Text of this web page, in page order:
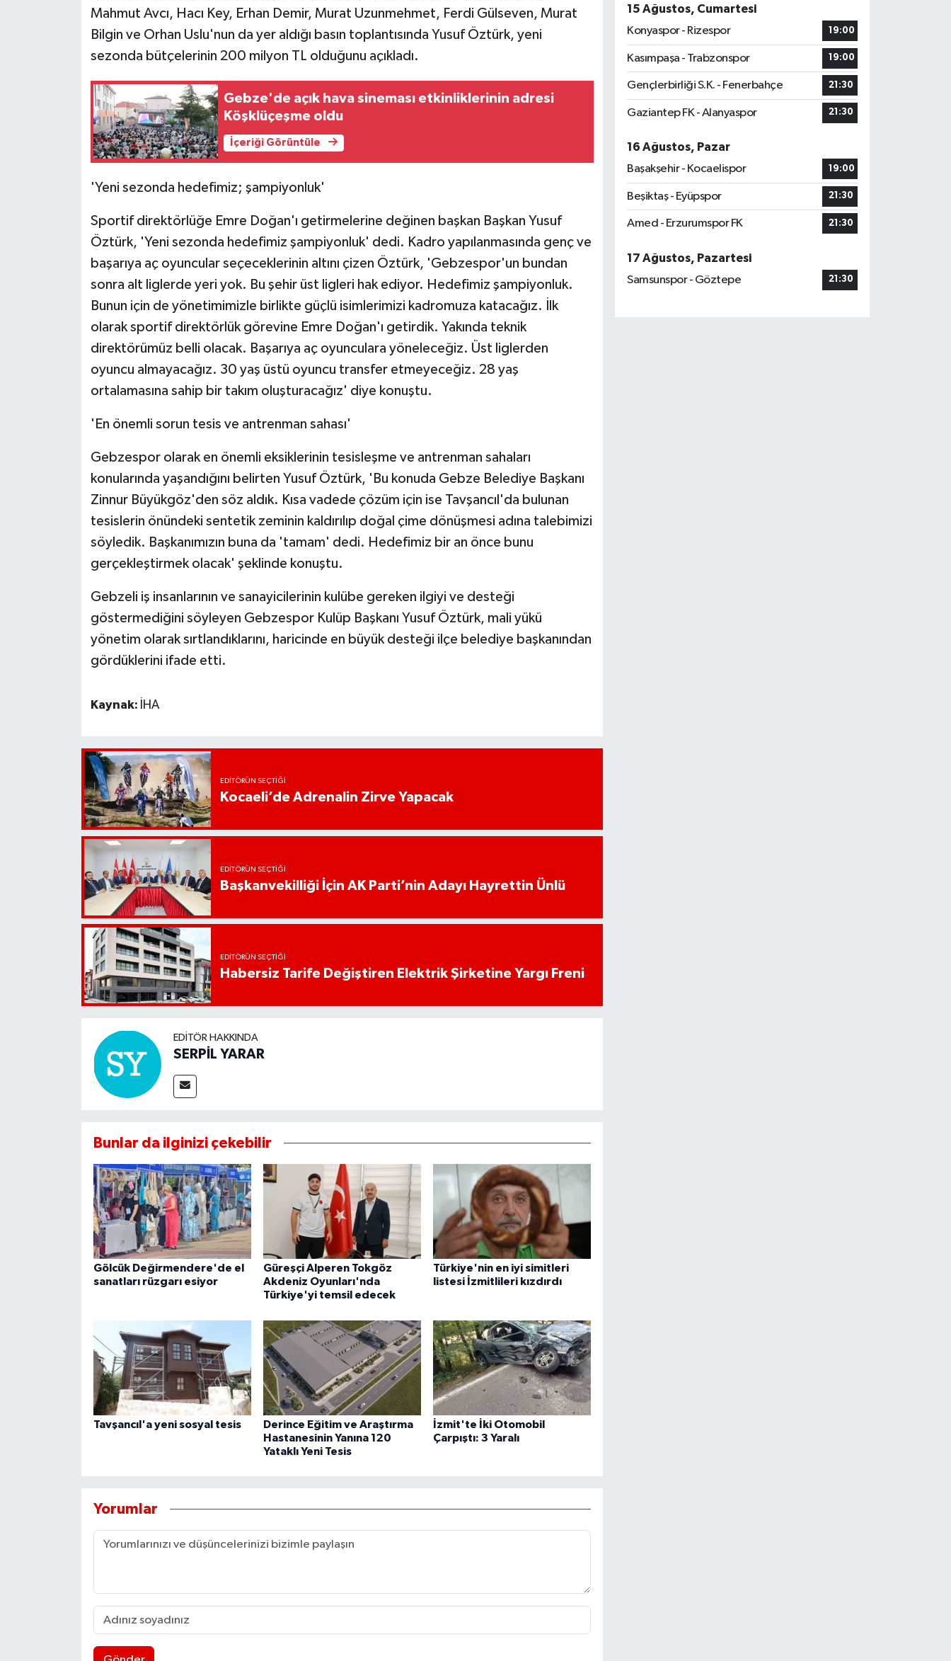
Mahmut Avcı, Hacı Key, Erhan Demir, Murat Uzunmehmet, Ferdi Gülseven, Murat
Bilgin ve Orhan Uslu'nun da yer aldığı basın toplantısında Yusuf Öztürk, yeni
sezonda bütçelerinin 200 milyon TL olduğunu açıkladı.
Gebze'de açık hava sineması etkinliklerinin adresi
Köşklüçeşme oldu
İçeriği Görüntüle
'Yeni sezonda hedefimiz; şampiyonluk'
Sportif direktörlüğe Emre Doğan'ı getirmelerine değinen başkan Başkan Yusuf
Öztürk, 'Yeni sezonda hedefimiz şampiyonluk' dedi. Kadro yapılanmasında genç ve
başarıya aç oyuncular seçeceklerinin altını çizen Öztürk, 'Gebzespor'un bundan
sonra alt liglerde yeri yok. Bu şehir üst ligleri hak ediyor. Hedefimiz şampiyonluk.
Bunun için de yönetimimizle birlikte güçlü isimlerimizi kadromuza katacağız. İlk
olarak sportif direktörlük görevine Emre Doğan'ı getirdik. Yakında teknik
direktörümüz belli olacak. Başarıya aç oyunculara yöneleceğiz. Üst liglerden
oyuncu almayacağız. 30 yaş üstü oyuncu transfer etmeyeceğiz. 28 yaş
ortalamasına sahip bir takım oluşturacağız' diye konuştu.
'En önemli sorun tesis ve antrenman sahası'
Gebzespor olarak en önemli eksiklerinin tesisleşme ve antrenman sahaları
konularında yaşandığını belirten Yusuf Öztürk, 'Bu konuda Gebze Belediye Başkanı
Zinnur Büyükgöz'den söz aldık. Kısa vadede çözüm için ise Tavşancıl'da bulunan
tesislerin önündeki sentetik zeminin kaldırılıp doğal çime dönüşmesi adına talebimizi
söyledik. Başkanımızın buna da 'tamam' dedi. Hedefimiz bir an önce bunu
gerçekleştirmek olacak' şeklinde konuştu.
Gebzeli iş insanlarının ve sanayicilerinin kulübe gereken ilgiyi ve desteği
göstermediğini söyleyen Gebzespor Kulüp Başkanı Yusuf Öztürk, mali yükü
yönetim olarak sırtlandıklarını, haricinde en büyük desteği ilçe belediye başkanından
gördüklerini ifade etti.
Kaynak: İHA
EDITÖRÜN SEÇTIĞI
Kocaeli’de Adrenalin Zirve Yapacak
EDITÖRÜN SEÇTIĞI
Başkanvekilliği İçin AK Parti’nin Adayı Hayrettin Ünlü
EDITÖRÜN SEÇTIĞI
Habersiz Tarife Değiştiren Elektrik Şirketine Yargı Freni
EDITÖR HAKKINDA
SERPİL YARAR
Bunlar da ilginizi çekebilir
Gölcük Değirmendere'de el
sanatları rüzgarı esiyor
Güreşçi Alperen Tokgöz
Akdeniz Oyunları'nda
Türkiye'yi temsil edecek
Türkiye'nin en iyi simitleri
listesi İzmitlileri kızdırdı
Tavşancıl'a yeni sosyal tesis
Derince Eğitim ve Araştırma
Hastanesinin Yanına 120
Yataklı Yeni Tesis
İzmit'te İki Otomobil
Çarpıştı: 3 Yaralı
Yorumlar
15 Ağustos, Cumartesi
Konyaspor - Rizespor
19:00
Kasımpaşa - Trabzonspor 19:00
Gençlerbirliği S.K. - Fenerbahçe 21:30
Gaziantep FK - Alanyaspor 21:30
16 Ağustos, Pazar
Başakşehir - Kocaelispor
19:00
Beşiktaş - Eyüpspor 21:30
Amed - Erzurumspor FK 21:30
17 Ağustos, Pazartesi
Samsunspor - Göztepe
21:30